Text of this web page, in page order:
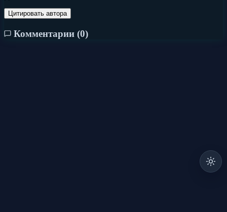
Цитировать автора
Комментарии (0)